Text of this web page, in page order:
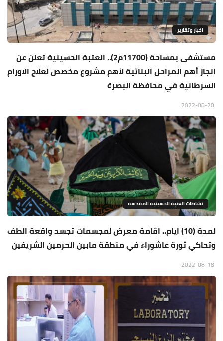
اخبار وتقارير
مستشفى بمساحة (11700م2).. العتبة الحسينية تعلن عن
انجاز أهم المراحل البنائية لأهم مشروع مخصص لعلاج الاورام
السرطانية في محافظة البصرة
نشاطات العتبة الحسينية المقدسة
لمدة (10) ايام.. اقامة معرض لمجسمات تجسد واقعة الطف
وتحاكي ثورة عاشوراء في منطقة مابين الحرمين الشريفين